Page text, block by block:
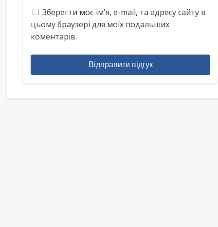
Зберегти моє ім'я, e-mail, та адресу сайту в
цьому браузері для моїх подальших
коментарів.
Відправити відгук